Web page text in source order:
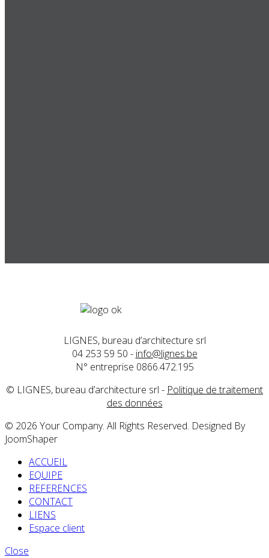
LIGNES, bureau d’architecture srl
04 253 59 50 - info@lignes.be
N° entreprise 0866.472.195
© LIGNES, bureau d’architecture srl - Politique de traitement
des données
© 2026 Your Company. All Rights Reserved. Designed By
JoomShaper
ACCUEIL
EQUIPE
REFERENCES
CONTACT
LIENS
Espace client
Close